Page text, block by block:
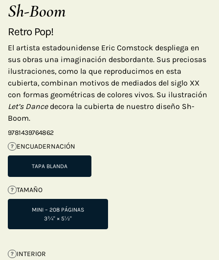
Sh-Boom
Retro Pop!
El artista estadounidense Eric Comstock despliega en
sus obras una imaginación desbordante. Sus preciosas
ilustraciones, como la que reproducimos en esta
cubierta, combinan motivos de mediados del siglo XX
con formas geométricas de colores vivos. Su ilustración
Let’s Dancedecora la cubierta de nuestro diseño Sh-
Boom.
9781439764862
? ENCUADERNACIÓN
TAPA BLANDA
? TAMAÑO
MINI – 208 PÁGINAS
3¾" × 5½"
? INTERIOR